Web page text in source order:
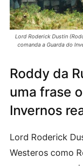
Lord Roderick Dustin
comanda a Guarda do
Roddy da
uma frase
Invernos
Lord Roderick
Westeros como